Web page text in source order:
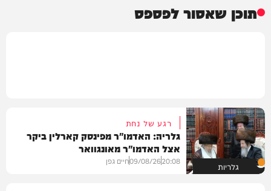
תוכן שאסור לפספס
גלריות
רגע של נחת
גלריה: האדמו"ר מפינסק קארלין ביקר
אצל האדמו"ר מאונגוואר
20:08
09/08/26חיים גפן